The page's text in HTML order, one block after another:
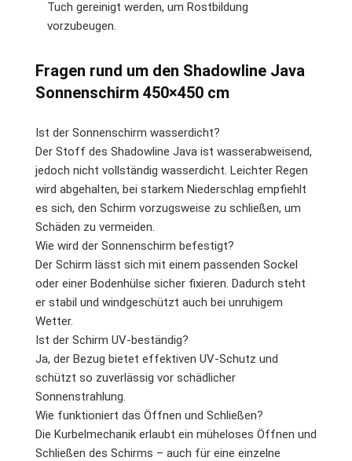
Tuch gereinigt werden, um Rostbildung
vorzubeugen.
Fragen rund um den Shadowline Java
Sonnenschirm 450×450 cm
Ist der Sonnenschirm wasserdicht?
Der Stoff des Shadowline Java ist wasserabweisend,
jedoch nicht vollständig wasserdicht. Leichter Regen
wird abgehalten, bei starkem Niederschlag empfiehlt
es sich, den Schirm vorzugsweise zu schließen, um
Schäden zu vermeiden.
Wie wird der Sonnenschirm befestigt?
Der Schirm lässt sich mit einem passenden Sockel
oder einer Bodenhülse sicher fixieren. Dadurch steht
er stabil und windgeschützt auch bei unruhigem
Wetter.
Ist der Schirm UV-beständig?
Ja, der Bezug bietet effektiven UV-Schutz und
schützt so zuverlässig vor schädlicher
Sonnenstrahlung.
Wie funktioniert das Öffnen und Schließen?
Die Kurbelmechanik erlaubt ein müheloses Öffnen und
Schließen des Schirms – auch für eine einzelne